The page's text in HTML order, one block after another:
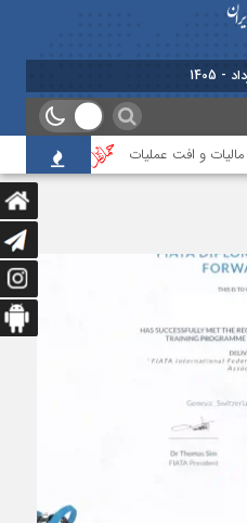
و افت عملیات بررسی